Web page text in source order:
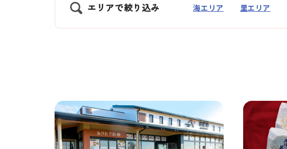
エリアで絞り込み 海エリア 里エリア